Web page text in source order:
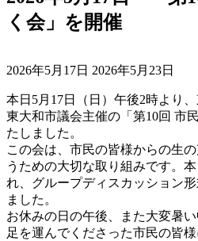
く会」を開催
2026年5月17日 終
更
新
日
時
:
2026年5月23日
本日5月17日（日）午後2時より
東大和市議会主催の「第10回 市
たしました。
この会は、市民の皆様からの生
うための大切な取り組みです。
れ、グループディスカッション
ました。
お休みの日の午後、また大変暑
足を運んでくださった市民の皆